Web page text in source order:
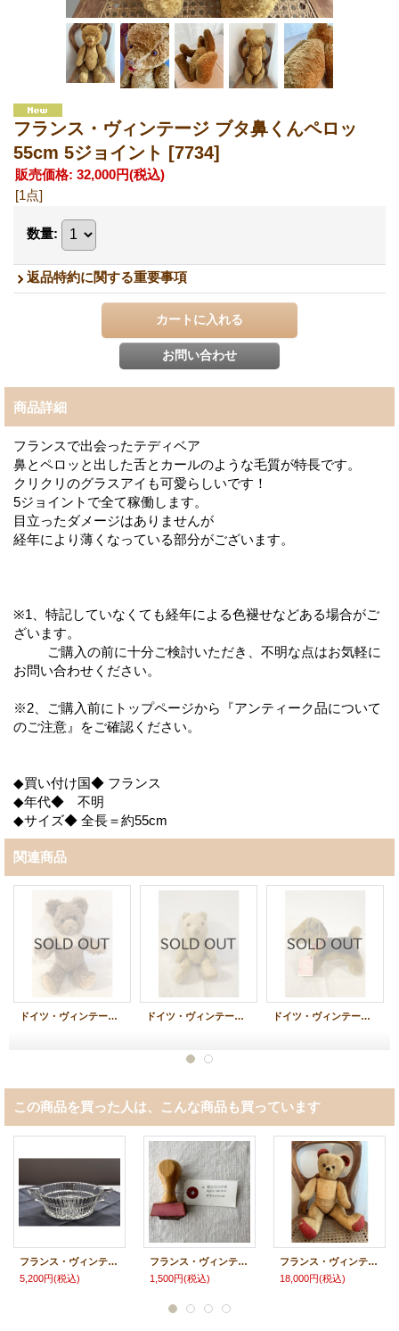
フランス・ヴィンテージ ブタ鼻くんペロッ
55cm 5ジョイント [7734]
販売価格: 32,000円(税込)
[1点]
数量:
返品特約に関する重要事項
商品詳細
フランスで出会ったテディベア
鼻とペロッと出した舌とカールのような毛質が特長です。
クリクリのグラスアイも可愛らしいです！
5ジョイントで全て稼働します。
目立ったダメージはありませんが
経年により薄くなっている部分がございます。
※1、特記していなくても経年による色褪せなどある場合がご
ざいます。
ご購入の前に十分ご検討いただき、不明な点はお気軽に
お問い合わせください。
※2、ご購入前にトップページから『アンティーク品について
のご注意』をご確認ください。
◆買い付け国◆ フランス
◆年代◆ 不明
◆サイズ◆ 全長＝約55cm
関連商品
ドイツ・ヴィンテージ テディベア 赤ちゃんみたいな ベージュ34.5cm ドイツ・ヴィンテージ レモンイエローのピーナツベア 16cm ドイツ・ヴィンテージ AlBiCO アルビコ テリア犬 デッドストック
この商品を買った人は、こんな商品も買っています
フランス・ヴィンテージ ガラスボウル/クリア/ギザギザ
5,200円(税込)
フランス・ヴィンテージ スタンプ/a trombino
1,500円(税込)
フランス・ヴィンテージ 赤い耳と足のベア 44cm 5ジョイント
18,000円(税込)